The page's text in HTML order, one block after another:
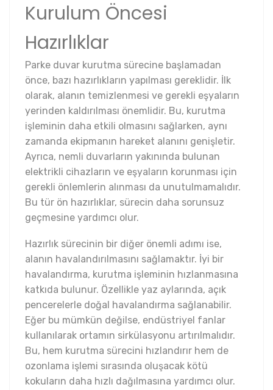
Kurulum Öncesi
Hazırlıklar
Parke duvar kurutma sürecine başlamadan
önce, bazı hazırlıkların yapılması gereklidir. İlk
olarak, alanın temizlenmesi ve gerekli eşyaların
yerinden kaldırılması önemlidir. Bu, kurutma
işleminin daha etkili olmasını sağlarken, aynı
zamanda ekipmanın hareket alanını genişletir.
Ayrıca, nemli duvarların yakınında bulunan
elektrikli cihazların ve eşyaların korunması için
gerekli önlemlerin alınması da unutulmamalıdır.
Bu tür ön hazırlıklar, sürecin daha sorunsuz
geçmesine yardımcı olur.
Hazırlık sürecinin bir diğer önemli adımı ise,
alanın havalandırılmasını sağlamaktır. İyi bir
havalandırma, kurutma işleminin hızlanmasına
katkıda bulunur. Özellikle yaz aylarında, açık
pencerelerle doğal havalandırma sağlanabilir.
Eğer bu mümkün değilse, endüstriyel fanlar
kullanılarak ortamın sirkülasyonu artırılmalıdır.
Bu, hem kurutma sürecini hızlandırır hem de
ozonlama işlemi sırasında oluşacak kötü
kokuların daha hızlı dağılmasına yardımcı olur.